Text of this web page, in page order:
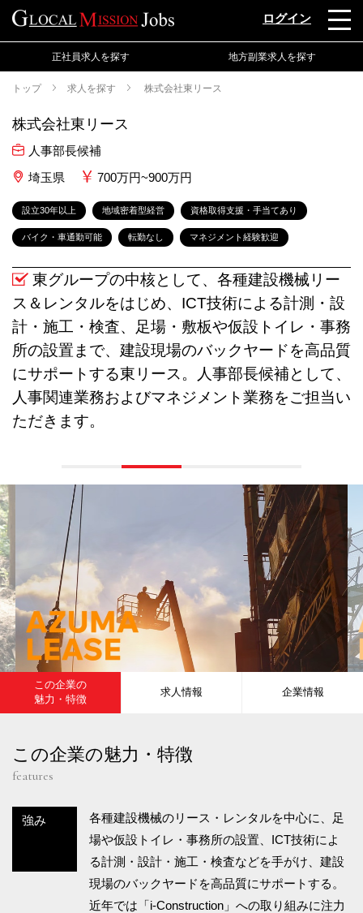
ログイン
正社員求人を探す 地方副業求人を探す
トップ 求人を探す 株式会社東リース
株式会社東リース
人事部長候補
埼玉県
700万円~900万円
設立30年以上 地域密着型経営 資格取得支援・手当てあり
バイク・車通勤可能 転勤なし マネジメント経験歓迎
東グループの中核として、各種建設機械リー
ス＆レンタルをはじめ、ICT技術による計測・設
計・施工・検査、足場・敷板や仮設トイレ・事務
所の設置まで、建設現場のバックヤードを高品質
にサポートする東リース。人事部長候補として、
人事関連業務およびマネジメント業務をご担当い
ただきます。
この企業の
魅力・特徴
求人情報 企業情報
この企業の魅力・特徴
features
強み
各種建設機械のリース・レンタルを中心に、足
場や仮設トイレ・事務所の設置、ICT技術によ
る計測・設計・施工・検査などを手がけ、建設
現場のバックヤードを高品質にサポートする。
近年では「i-Construction」への取り組みに注力